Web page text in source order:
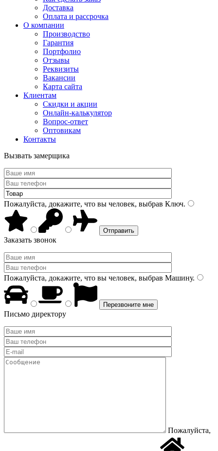
Доставка
Оплата и рассрочка
О компании
Производство
Гарантия
Портфолио
Отзывы
Реквизиты
Вакансии
Карта сайта
Клиентам
Скидки и акции
Онлайн-калькулятор
Вопрос-ответ
Оптовикам
Контакты
Вызвать замерщика
Пожалуйста, докажите, что вы человек, выбрав Ключ.
Заказать звонок
Пожалуйста, докажите, что вы человек, выбрав Машину.
Письмо директору
Пожалуйста,